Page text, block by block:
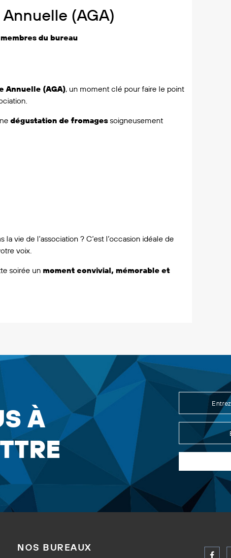
(AGA)
du bureau
Annuelle (AGA), un moment clé pour faire le point
dégustation de fromages soigneusement
vie de l’association ? C’est l’occasion idéale de
voix.
soirée unmoment convivial, mémorable et
À
NOS BUREAUX